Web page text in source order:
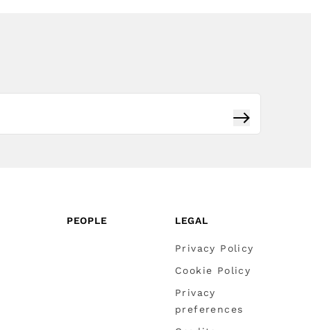
Subscribe
PEOPLE LEGAL
Privacy Policy
Cookie Policy
Privacy
preferences